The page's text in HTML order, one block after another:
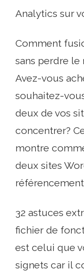
Analytics sur
Comment
sans perdre
Avez-vous
souhaitez-
deux de vos
concentrer?
montre
deux sites
32 astuces
fichier de
est celui que
signets car il